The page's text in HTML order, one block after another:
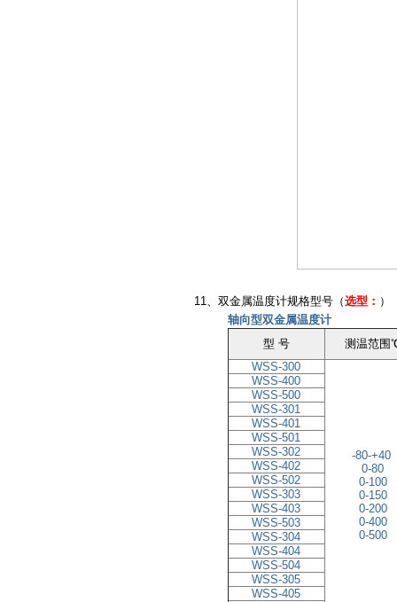
11、双金属温度计规格型号（选型： ）
轴向型双金属温度计
型 号
测温范围
WSS-300
-80-+40
0-80
0-100
0-150
0-200
0-400
0-500
WSS-400
WSS-500
WSS-301
WSS-401
WSS-501
WSS-302
WSS-402
WSS-502
WSS-303
WSS-403
WSS-503
WSS-304
WSS-404
WSS-504
WSS-305
WSS-405